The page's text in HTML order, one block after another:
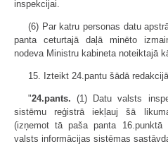
inspekcijai.
(6) Par katru personas datu
panta ceturtajā daļā minēto
nodeva Ministru kabineta noteiktajā
15. Izteikt 24.pantu šādā
"24.pants. (1) Datu valsts
sistēmu reģistrā iekļauj šā
(izņemot tā paša panta 16.punktā
valsts informācijas sistēmas